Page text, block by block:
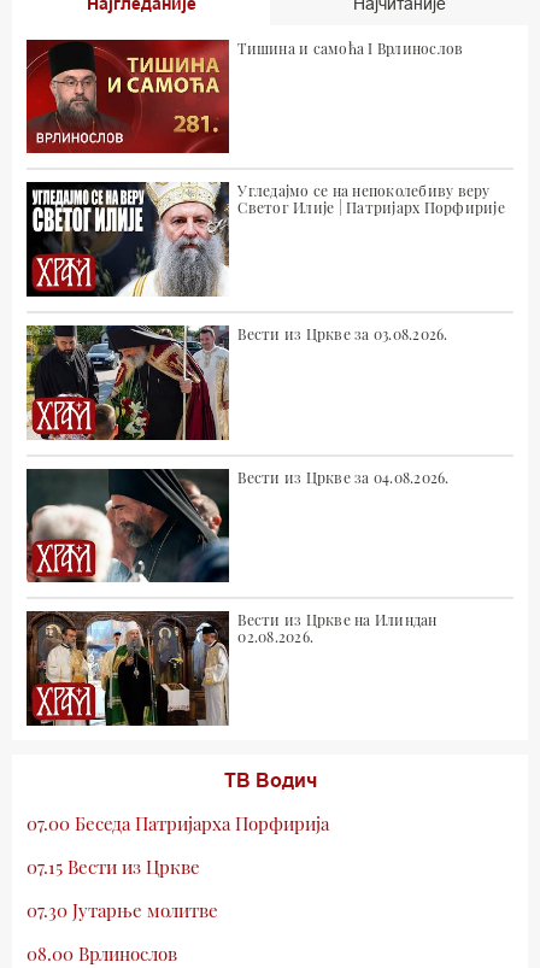
Тишина и самоћа I Врлинослов
Угледајмо се на непоколебиву веру
Светог Илије | Патријарх Порфирије
Вести из Цркве за 03.08.2026.
Вести из Цркве за 04.08.2026.
Вести из Цркве на Илиндан
02.08.2026.
ТВ Водич
07.00 Беседа Патријарха Порфирија
07.15 Вести из Цркве
07.30 Јутарње молитве
08.00 Врлинослов